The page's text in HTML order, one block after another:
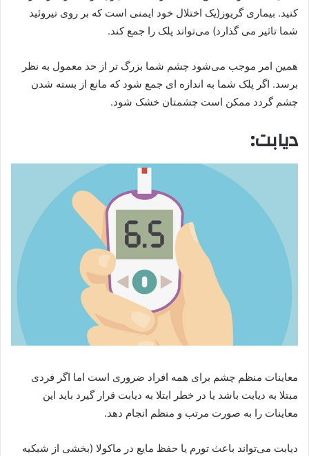
کنید. بیماری گریوز(یک اختلال خود ایمنی است که بر روی تیروئید
شما تاثیر می گذارد) می‌تواند پلک را جمع کند.
همین امر موجب می‌شود چشم شما بزرگ تر از حد معمول به نظر
برسد. اگر پلک شما به اندازه ای جمع شود که مانع از بسته شدن
چشم گردد ممکن است چشمتان خشک شود.
دیابت:
معاینات منظم چشم برای همه افراد ضروری است اما اگر فردی
مبتلا به دیابت باشد یا در خطر ابتلا به دیابت قرار گیرد باید این
معاینات را به صورت مرتب و منظم انجام دهد.
دیابت می‌تواند باعث تورم یا حفظ مایع در ماکولا (بخشی از شبکیه